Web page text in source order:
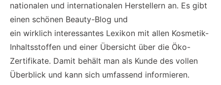
nationalen und internationalen Herstellern an. Es gibt
einen schönen Beauty-Blog und
ein wirklich interessantes Lexikon mit allen Kosmetik-
Inhaltsstoffen und einer Übersicht über die Öko-
Zertifikate. Damit behält man als Kunde des vollen
Überblick und kann sich umfassend informieren.